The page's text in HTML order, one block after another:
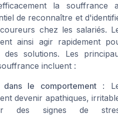
la souffrance
de reconnaître et
chez les salariés.
ainsi agir rapidement
solutions. Les
incluent :
dans le comportement:
devenir apathiques,
des signes de